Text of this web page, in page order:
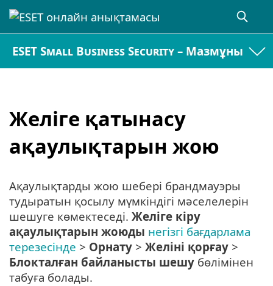
ESET Small Business Security – Мазмұны
Желіге қатынасу
ақаулықтарын жою
Ақаулықтарды жою шебері брандмауэры
тудыратын қосылу мүмкіндігі мәселелерін
шешуге көмектеседі. Желіге кіру
ақаулықтарын жоюды негізгі бағдарлама
терезесінде > Орнату > Желіні қорғау >
Блокталған байланысты шешу бөлімінен
табуға болады.